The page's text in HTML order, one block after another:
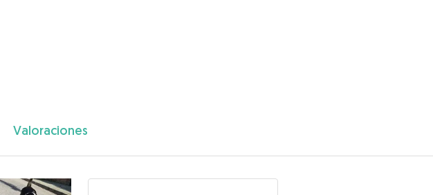
Valoraciones